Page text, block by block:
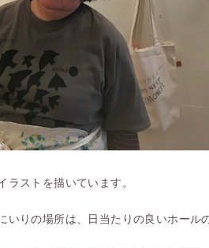
ラストを描いています。
いりの場所は、日当たりの良いホール